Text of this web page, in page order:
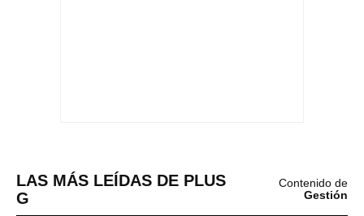
LAS MÁS LEÍDAS DE PLUS
G
Contenido de
Gestión